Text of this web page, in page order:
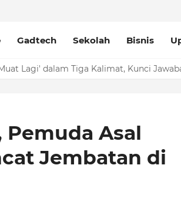
Gadtech Sekolah Bisnis
Lagi' dalam Tiga Kalimat, Kunci
Pemuda Asal
Jembatan di